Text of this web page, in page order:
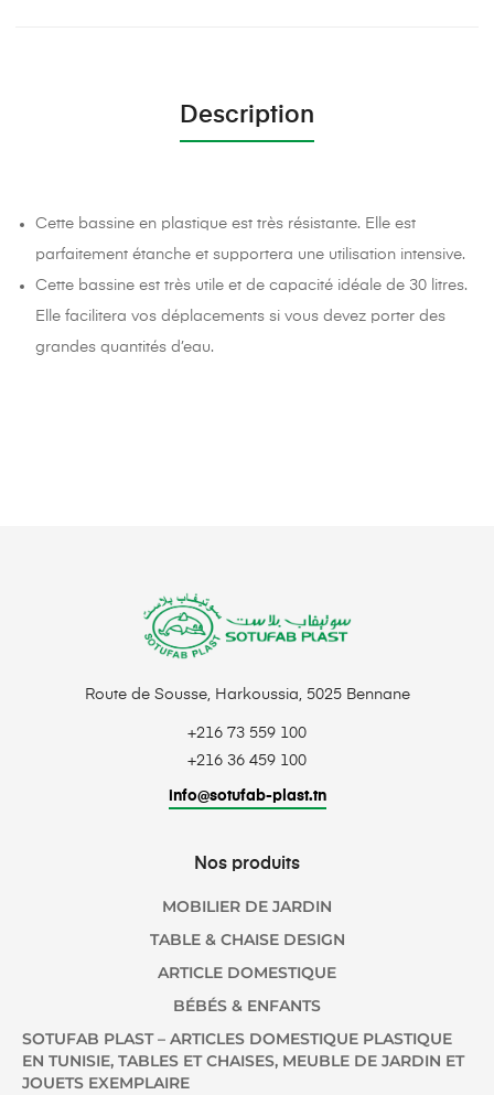
Description
Cette bassine en plastique est très résistante. Elle est
parfaitement étanche et supportera une utilisation intensive.
Cette bassine est très utile et de capacité idéale de 30 litres.
Elle facilitera vos déplacements si vous devez porter des
grandes quantités d’eau.
Route de Sousse, Harkoussia, 5025 Bennane
+216 73 559 100
+216 36 459 100
info@sotufab-plast.tn
Nos produits
MOBILIER DE JARDIN
TABLE & CHAISE DESIGN
ARTICLE DOMESTIQUE
BÉBÉS & ENFANTS
SOTUFAB PLAST – ARTICLES DOMESTIQUE PLASTIQUE
EN TUNISIE, TABLES ET CHAISES, MEUBLE DE JARDIN ET
JOUETS EXEMPLAIRE